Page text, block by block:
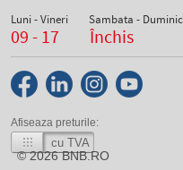
Luni - Vineri
09 - 17
Sambata -
Închis
Afiseaza preturile:
cu TVA
© 2026BNB.RO